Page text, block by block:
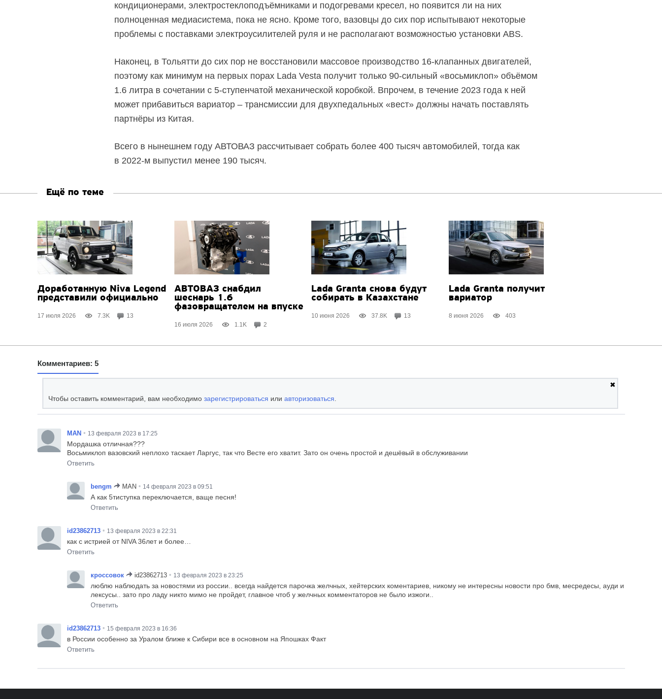
кондиционерами, электростеклоподъёмниками и подогревами кресел, но появится ли на них
полноценная медиасистема, пока не ясно. Кроме того, вазовцы до сих пор испытывают некоторые
проблемы с поставками электроусилителей руля и не располагают возможностью установки ABS.
Наконец, в Тольятти до сих пор не восстановили массовое производство 16-клапанныхдвигателей,
поэтому как минимум на первых порах Lada Vesta получит только 90-сильный «восьмиклоп» объёмом
1.6 литра в сочетании с 5-ступенчатой механической коробкой. Впрочем, в течение 2023 года к ней
может прибавиться вариатор – трансмиссии для двухпедальных «вест» должны начать поставлять
партнёры из Китая.
Всего в нынешнем году АВТОВАЗ рассчитывает собрать более 400 тысяч автомобилей, тогда как
в 2022-мвыпустил менее 190 тысяч.
Ещё по теме
Доработанную Niva Legend
представили официально
17 июля 2026 7.3K 13
АВТОВАЗ снабдил
шеснарь 1.6
фазовращателем на впуске
16 июля 2026 1.1K 2
Lada Granta снова будут
собирать в Казахстане
10 июня 2026 37.8K 13
Lada Granta получит
вариатор
8 июня 2026 403
Комментариев: 5
✖
Чтобы оставить комментарий, вам необходимо зарегистрироваться или авторизоваться.
MAN • 13 февраля 2023 в 17:25
Мордашка отличная???
Восьмиклоп вазовский неплохо таскает Ларгус, так что Весте его хватит. Зато он очень простой и дешёвый в обслуживании
Ответить
bengm MAN • 14 февраля 2023 в 09:51
А как 5тиступка переключается, ваще песня!
Ответить
id23862713 • 13 февраля 2023 в 22:31
как с истрией от NIVA 36лет и более…
Ответить
кроссовок id23862713 • 13 февраля 2023 в 23:25
люблю наблюдать за новостями из россии.. всегда найдется парочка желчных, хейтерских коментариев, никому не интересны новости про бмв, месредесы, ауди и
лексусы.. зато про ладу никто мимо не пройдет, главное чтоб у желчных комментаторов не было изжоги..
Ответить
id23862713 • 15 февраля 2023 в 16:36
в России особенно за Уралом ближе к Сибири все в основном на Япошках Факт
Ответить